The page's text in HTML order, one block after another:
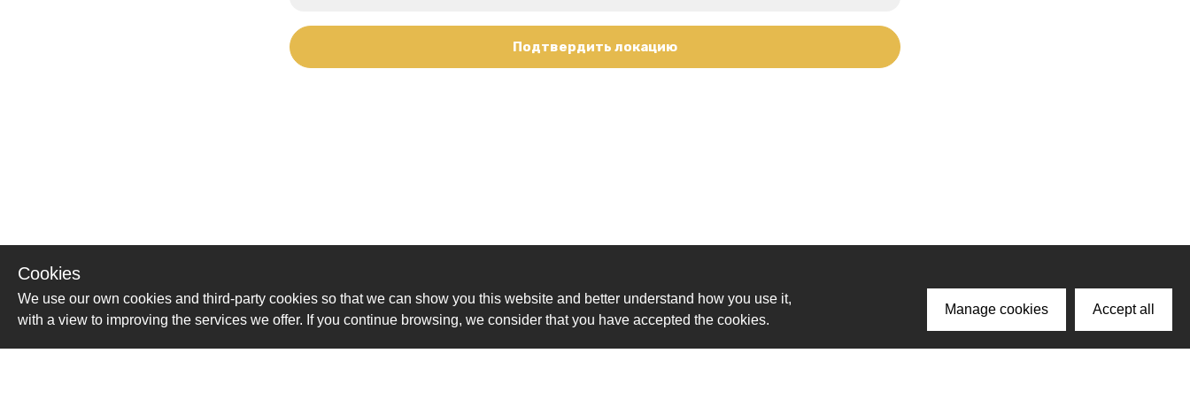
Подтвердить локацию
Cookies
We use our own cookies and third-party cookies so that we can show you this website and better understand how you use it,
with a view to improving the services we offer. If you continue browsing, we consider that you have accepted the cookies.
Manage cookies Accept all